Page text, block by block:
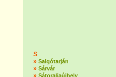
S
» Salgótarján
» Sárvár
» Sátoraljaújhely